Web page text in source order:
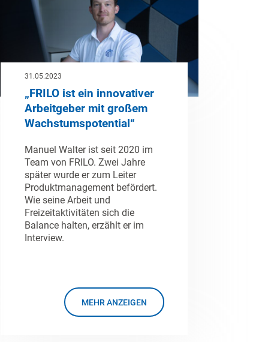
31.05.2023
„FRILO ist ein innovativer
Arbeitgeber mit großem
Wachstumspotential“
Manuel Walter ist seit 2020 im
Team von FRILO. Zwei Jahre
später wurde er zum Leiter
Produktmanagement befördert.
Wie seine Arbeit und
Freizeitaktivitäten sich die
Balance halten, erzählt er im
Interview.
MEHR ANZEIGEN